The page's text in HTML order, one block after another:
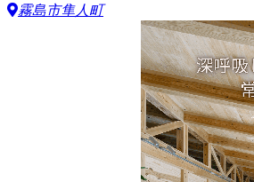
霧島市隼人町